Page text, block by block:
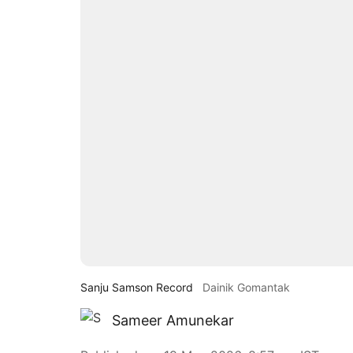
Sanju Samson Record Dainik Gomantak
Sameer Amunekar